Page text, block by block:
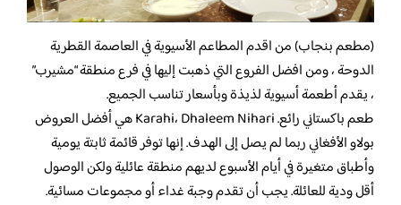
(مطعم بنجاب) من اقدم المطاعم الأسيوية في العاصمة القطرية
الدوحة ، ومن افضل الفروع التي ذهبت إليها في فرع منطقة “مشيرب”
، يقدم أطعمة أسيوية لذيذة وبأسعار تناسب الجميع.
طعم باكستاني رائع. Karahi، Dhaleem Nihari هي أفضل العروض
بولاو الأفغاني ربما لم يصل إلى الهدف. إنها توفر قائمة ثابتة يومية
وأطباق متغيرة في أيام الأسبوع لديهم منطقة عائلية ولكن الوصول
أقل ودية للعائلة. يجب أن تقدم وجبة غداء أو مجموعات مسائية.